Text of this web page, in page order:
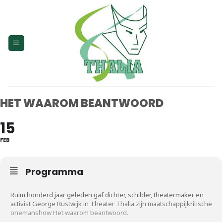
HET WAAROM BEANTWOORD
15
FEB
Programma
Ruim honderd jaar geleden gaf dichter, schilder, theatermaker en
activist George Rustwijk in Theater Thalia zijn maatschappijkritische
onemanshow Het waarom beantwoord.